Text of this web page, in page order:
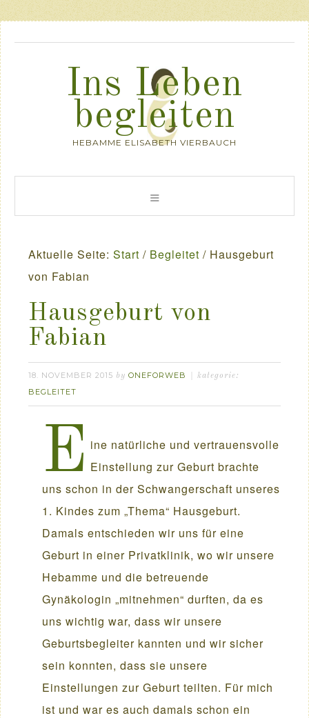
Ins Leben
begleiten
HEBAMME ELISABETH VIERBAUCH
Aktuelle Seite:Start / Begleitet / Hausgeburt
von Fabian
Hausgeburt von
Fabian
18. NOVEMBER 2015 byONEFORWEB kategorie:
BEGLEITET
E ine natürliche und vertrauensvolle
Einstellung zur Geburt brachte
uns schon in der Schwangerschaft unseres
1. Kindes zum „Thema“ Hausgeburt.
Damals entschieden wir uns für eine
Geburt in einer Privatklinik, wo wir unsere
Hebamme und die betreuende
Gynäkologin „mitnehmen“ durften, da es
uns wichtig war, dass wir unsere
Geburtsbegleiter kannten und wir sicher
sein konnten, dass sie unsere
Einstellungen zur Geburt teilten. Für mich
ist und war es auch damals schon ein